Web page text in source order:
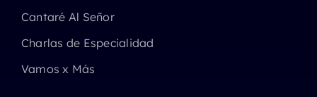
Cantaré Al Señor
Charlas de Especialidad
Vamos x Más